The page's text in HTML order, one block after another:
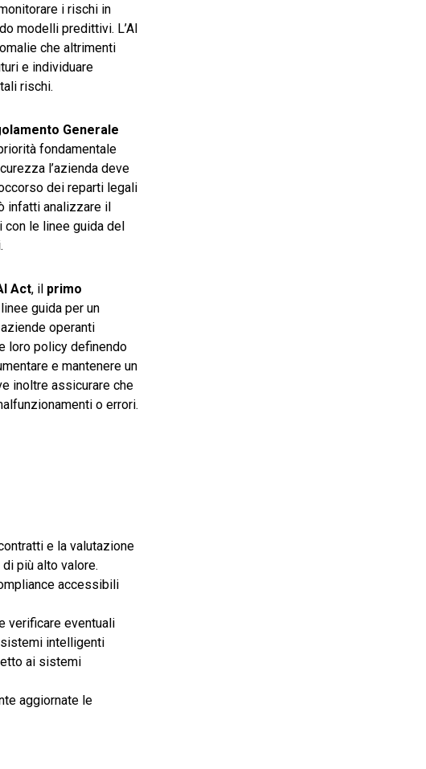
i rischi in
modelli predittivi. L’AI
che altrimenti
e individuare
rischi.
Generale
fondamentale
l’azienda deve
dei reparti legali
infatti analizzare il
le linee guida del
Act, il primo
guida per un
operanti
loro policy definendo
e mantenere un
inoltre assicurare che
o errori.
e la valutazione
più alto valore.
accessibili
verificare eventuali
sistemi intelligenti
ai sistemi
aggiornate le